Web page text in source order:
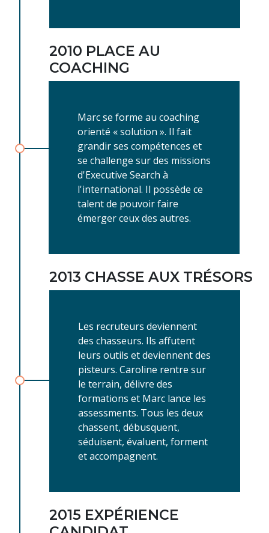
2010 PLACE AU
COACHING
Marc se forme au coaching
orienté « solution ». Il fait
grandir ses compétences et
se challenge sur des missions
d'Executive Search à
l'international. Il possède ce
talent de pouvoir faire
émerger ceux des autres.
2013 CHASSE AUX TRÉSORS
Les recruteurs deviennent
des chasseurs. Ils affutent
leurs outils et deviennent des
pisteurs. Caroline rentre sur
le terrain, délivre des
formations et Marc lance les
assessments. Tous les deux
chassent, débusquent,
séduisent, évaluent, forment
et accompagnent.
2015 EXPÉRIENCE